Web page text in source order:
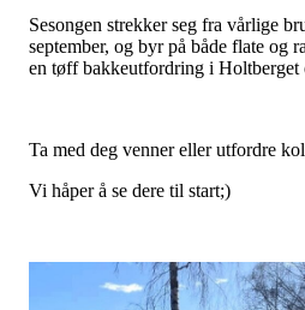
Sesongen strekker seg fra vårlige
september, og byr på både flate og
en tøff bakkeutfordring i Holtberget
Ta med deg venner eller utfordre
Vi håper å se dere til start;)